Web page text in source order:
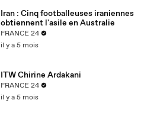
Iran : Cinq footballeuses iraniennes
obtiennent l'asile en Australie
FRANCE 24
il y a 5 mois
ITW Chirine Ardakani
FRANCE 24
il y a 5 mois